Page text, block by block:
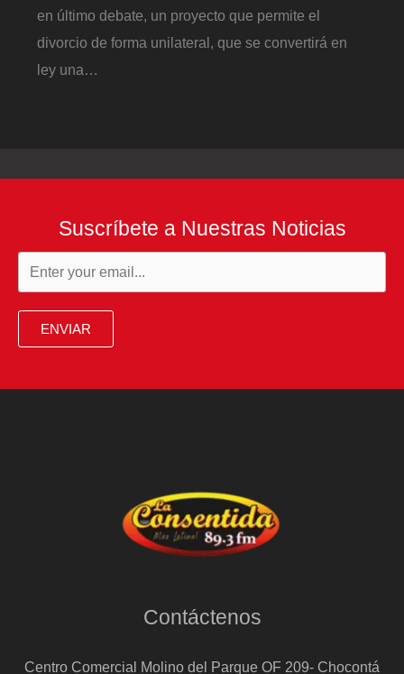
en último debate, un proyecto que permite el
divorcio de forma unilateral, que se convertirá en
ley una…
Suscríbete a Nuestras Noticias
ENVIAR
Contáctenos
Centro Comercial Molino del Parque OF 209- Chocontá